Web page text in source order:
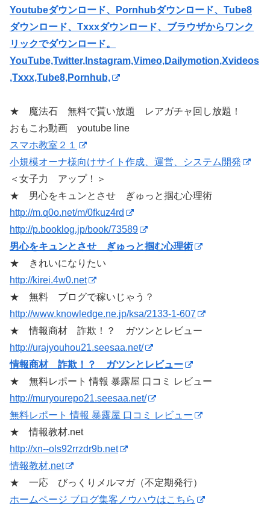
Youtubeダウンロード、Pornhubダウンロード、Tube8
ダウンロード、Txxxダウンロード、ブラウザからワンク
リックでダウンロード。
YouTube,Twitter,Instagram,Vimeo,Dailymotion,Xvideos
,Txxx,Tube8,Pornhub,
★ 魔法石 無料で貰い放題 レアガチャ回し放題！
おもこわ動画 youtube line
スマホ教室２１
小規模オーナ様向けサイト作成、運営、システム開発
＜女子力 アップ！＞
★ 男心をキュンとさせ ぎゅっと掴む心理術
http://m.q0o.net/m/0fkuz4rd
http://p.booklog.jp/book/73589
男心をキュンとさせ ぎゅっと掴む心理術
★ きれいになりたい
http://kirei.4w0.net
★ 無料 ブログで稼いじゃう？
http://www.knowledge.ne.jp/ksa/2133-1-607
★ 情報商材 詐欺！？ ガツンとレビュー
http://urajyouhou21.seesaa.net/
情報商材 詐欺！？ ガツンとレビュー
★ 無料レポート 情報 暴露屋 口コミ レビュー
http://muryourepo21.seesaa.net/
無料レポート 情報 暴露屋 口コミ レビュー
★ 情報教材.net
http://xn--ols92rrzdr9b.net
情報教材.net
★ 一応 びっくりメルマガ（不定期発行）
ホームページ ブログ集客ノウハウはこちら